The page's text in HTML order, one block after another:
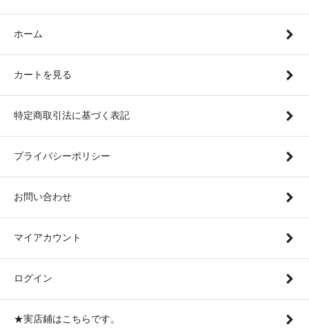
ホーム
カートを見る
特定商取引法に基づく表記
プライバシーポリシー
お問い合わせ
マイアカウント
ログイン
★実店鋪はこちらです。